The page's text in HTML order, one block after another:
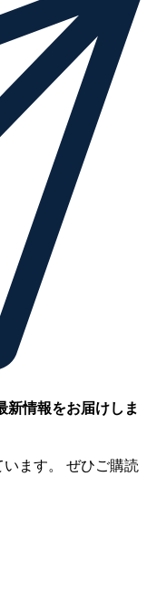
新情報をお届けしま
ます。 ぜひご購読